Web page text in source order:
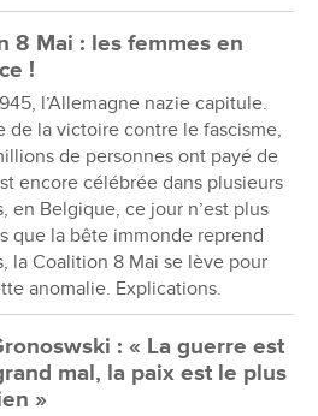
8 Mai : les femmes en
!
l’Allemagne nazie capitule.
de la victoire contre le fascisme,
de personnes ont payé de
encore célébrée dans plusieurs
en Belgique, ce jour n’est plus
que la bête immonde reprend
la Coalition 8 Mai se lève pour
anomalie. Explications.
: « La guerre est
mal, la paix est le plus
»